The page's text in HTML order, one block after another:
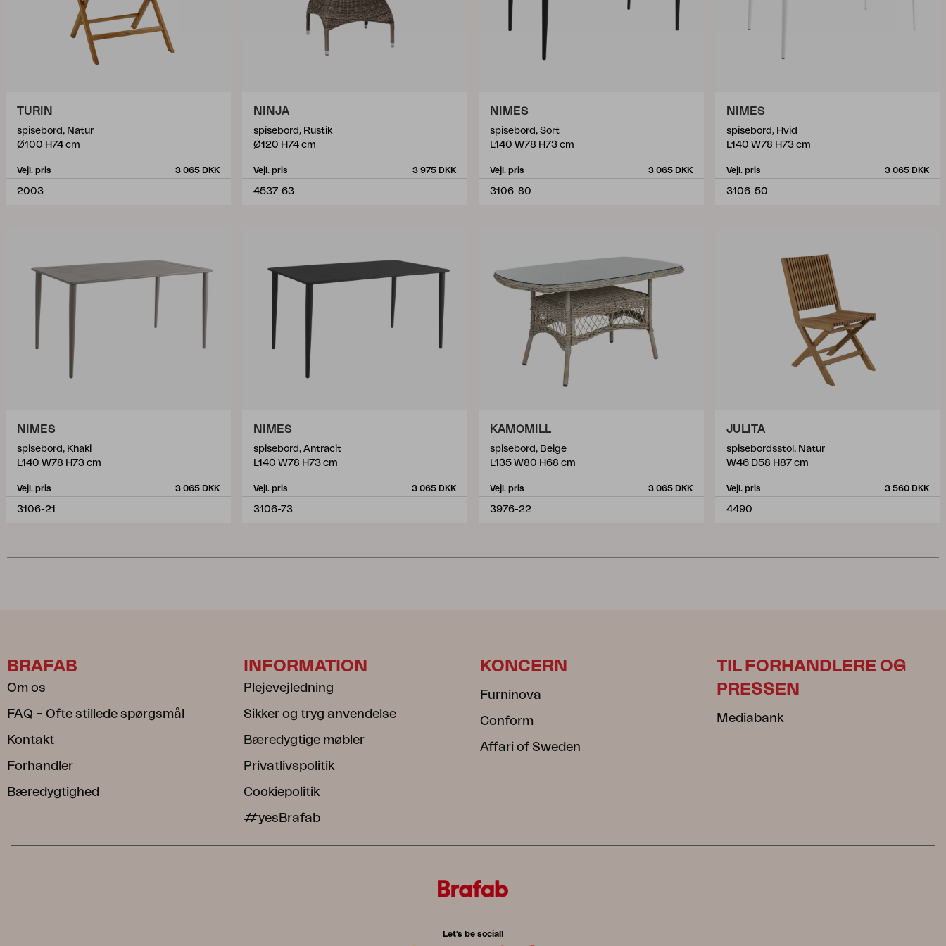
TURIN
spisebord, Natur
Ø100 H74 cm
Vejl. pris 3 065 DKK
2003
NINJA
spisebord, Rustik
Ø120 H74 cm
Vejl. pris 3 975 DKK
4537-63
NIMES
spisebord, Sort
L140 W78 H73 cm
Vejl. pris 3 065 DKK
3106-80
NIMES
spisebord, Hvid
L140 W78 H73 cm
Vejl. pris 3 065 DKK
3106-50
NIMES
spisebord, Khaki
L140 W78 H73 cm
Vejl. pris 3 065 DKK
3106-21
NIMES
spisebord, Antracit
L140 W78 H73 cm
Vejl. pris 3 065 DKK
3106-73
KAMOMILL
spisebord, Beige
L135 W80 H68 cm
Vejl. pris 3 065 DKK
3976-22
JULITA
spisebordsstol, Natur
W46 D58 H87 cm
Vejl. pris 3 560 DKK
4490
BRAFAB
Om os
FAQ – Ofte stillede spørgsmål
Kontakt
Forhandler
Bæredygtighed
INFORMATION
Plejevejledning
Sikker og tryg anvendelse
Bæredygtige møbler
Privatlivspolitik
Cookiepolitik
#yesBrafab
KONCERN
Furninova
Conform
Affari of Sweden
TIL FORHANDLERE OG
PRESSEN
Mediabank
Let's be social!